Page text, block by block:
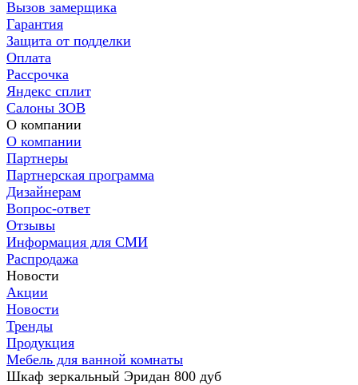
Вызов замерщика
Гарантия
Защита от подделки
Оплата
Рассрочка
Яндекс сплит
Салоны ЗОВ
О компании
О компании
Партнеры
Партнерская программа
Дизайнерам
Вопрос-ответ
Отзывы
Информация для СМИ
Распродажа
Новости
Акции
Новости
Тренды
Продукция
Мебель для ванной комнаты
Шкаф зеркальный Эридан 800 дуб